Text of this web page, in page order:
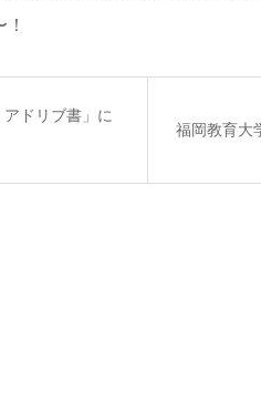
ドリブ書」に
福岡教育大